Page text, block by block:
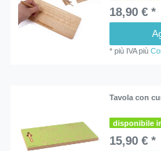
18,90 € *
*più IVApiù
Tavola con
disponibile
15,90 € *